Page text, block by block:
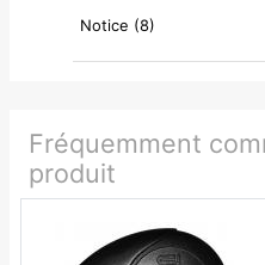
Notice (8)
Fréquemment
produit